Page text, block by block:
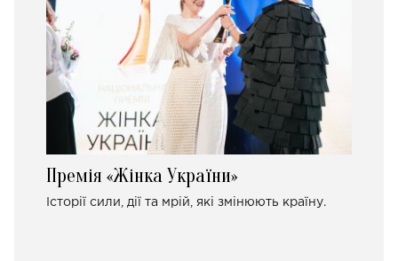
Премія «Жінка України»
Історії сили, дії та мрій, які змінюють країну.